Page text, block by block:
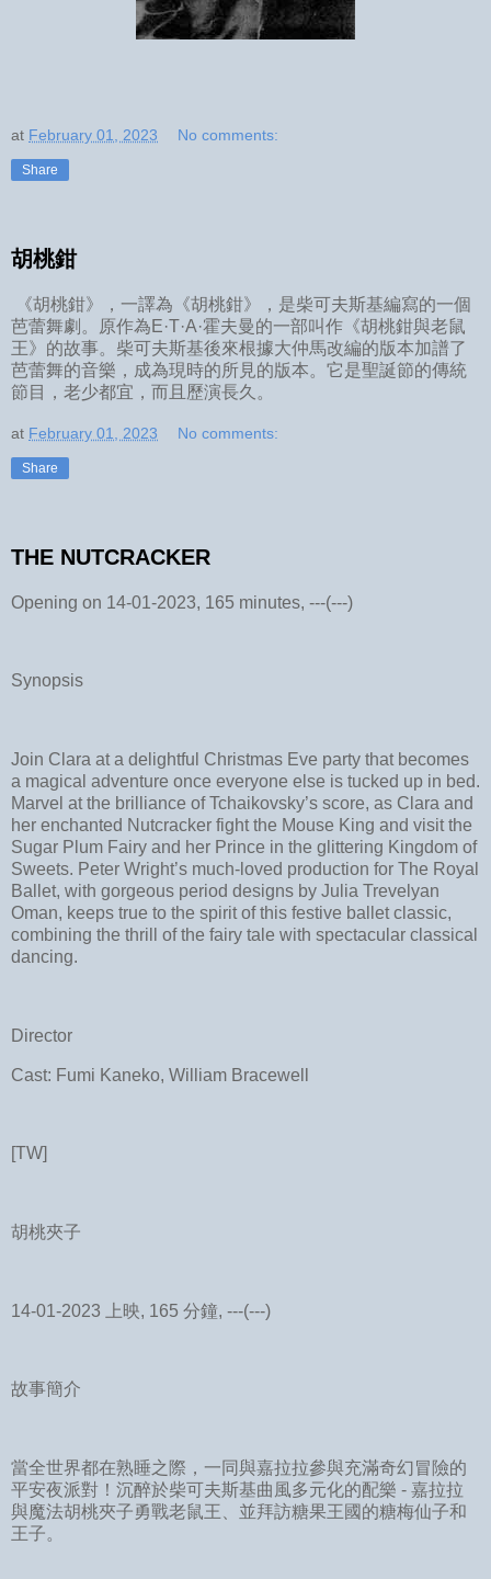
at February 01, 2023 No comments:
Share
胡桃鉗
《胡桃鉗》，一譯為《胡桃鉗》，是柴可夫斯基編寫的一個
芭蕾舞劇。原作為E·T·A·霍夫曼的一部叫作《胡桃鉗與老鼠
王》的故事。柴可夫斯基後來根據大仲馬改編的版本加譜了
芭蕾舞的音樂，成為現時的所見的版本。它是聖誕節的傳統
節目，老少都宜，而且歷演長久。
at February 01, 2023 No comments:
Share
THE NUTCRACKER
Opening on 14-01-2023, 165 minutes, ---(---)
Synopsis
Join Clara at a delightful Christmas Eve party that becomes
a magical adventure once everyone else is tucked up in bed.
Marvel at the brilliance of Tchaikovsky’s score, as Clara and
her enchanted Nutcracker fight the Mouse King and visit the
Sugar Plum Fairy and her Prince in the glittering Kingdom of
Sweets. Peter Wright’s much-loved production for The Royal
Ballet, with gorgeous period designs by Julia Trevelyan
Oman, keeps true to the spirit of this festive ballet classic,
combining the thrill of the fairy tale with spectacular classical
dancing.
Director
Cast: Fumi Kaneko, William Bracewell
[TW]
胡桃夾子
14-01-2023 上映, 165 分鐘, ---(---)
故事簡介
當全世界都在熟睡之際，一同與嘉拉拉參與充滿奇幻冒險的
平安夜派對！沉醉於柴可夫斯基曲風多元化的配樂 - 嘉拉拉
與魔法胡桃夾子勇戰老鼠王、並拜訪糖果王國的糖梅仙子和
王子。